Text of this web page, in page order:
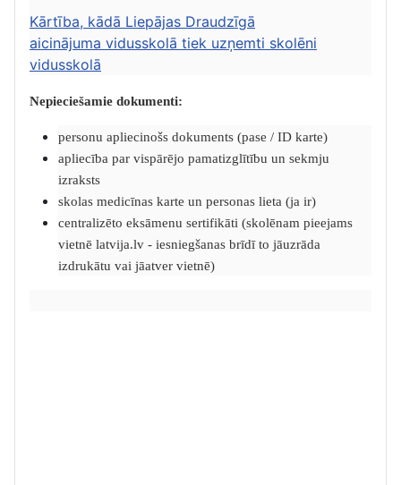
Kārtība, kādā Liepājas Draudzīgā
aicinājuma vidusskolā tiek uzņemti skolēni
vidusskolā
Nepieciešamie dokumenti:
personu apliecinošs dokuments (pase / ID karte)
apliecība par vispārējo pamatizglītību un sekmju
izraksts
skolas medicīnas karte un personas lieta (ja ir)
centralizēto eksāmenu sertifikāti (skolēnam pieejams
vietnē latvija.lv - iesniegšanas brīdī to jāuzrāda
izdrukātu vai jāatver vietnē)